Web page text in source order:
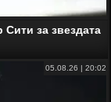
за звездата
05.08.26 | 20:02